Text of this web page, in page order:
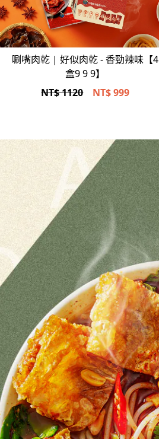
立即選購
唰嘴肉乾 | 好似肉乾 - 香勁辣味【4
盒9 9 9】
NT$ 1120
NT$999